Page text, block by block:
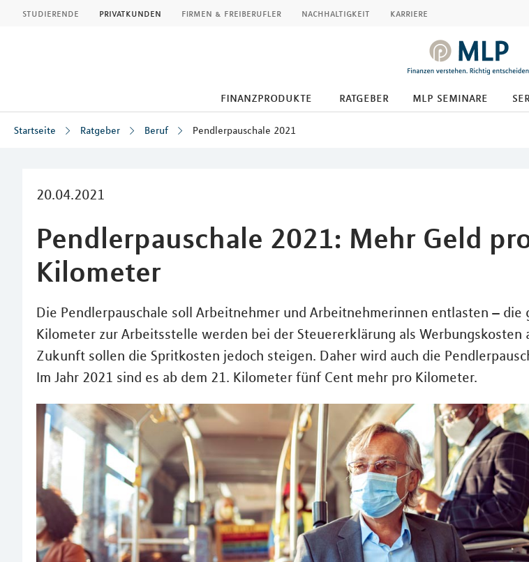
studierende privatkunden firmen & freiberufler nachhaltigkeit karriere
finanzprodukte ratgeber mlp seminare
Startseite Ratgeber Beruf Pendlerpauschale 2021
20.04.2021
Pendlerpauschale 2021: Mehr Geld
Kilometer
Die Pendlerpauschale soll Arbeitnehmer und Arbeitnehmerinnen entlasten – die
Kilometer zur Arbeitsstelle werden bei der Steuererklärung als Werbungskosten
Zukunft sollen die Spritkosten jedoch steigen. Daher wird auch die
Im Jahr 2021 sind es ab dem 21. Kilometer fünf Cent mehr pro Kilometer.